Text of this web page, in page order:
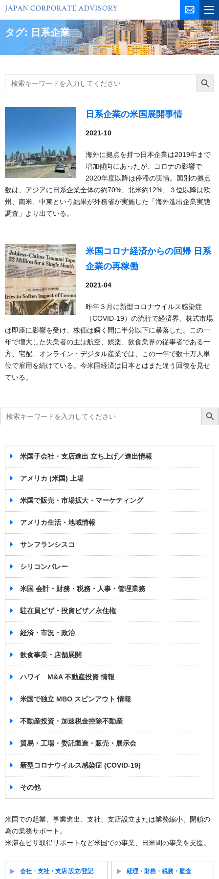
コ
ス
タグ: 日系企業
Search
for:
Search
日系企業の米国展開事情
2021-10
海外に拠点を持つ日本企業は2019年まで
増加傾向にあったが、コロナの影響で
2020年度以降は停滞の実情。国別の拠点
数は、アジアに日系企業全体の約70%、北米約12%、３位以降は欧
州、南米、中東という結果が外務省が実施した「海外進出企業実態
調査」より出ている。
米国コロナ経済からの回帰 日系
企業の再稼働
2021-04
昨年３月に新型コロナウイルス感染症
（COVID-19）の流行で経済界、株式市場
は即座に影響を受け、株価は瞬く間に半分以下に暴落した。この一
年で増大した失業者の主は航空、娯楽、飲食業界の従事者である一
方、宅配、オンライン・デジタル産業では、この一年で数十万人単
位で雇用を続けている。今米国経済は日本とはまた違う回復を見せ
ている。
Search
for:
Search
米国子会社・支店進出 立ち上げ／進出情報
アメリカ (米国) 上場
米国で販売・市場拡大・マーケティング
アメリカ生活・地域情報
サンフランシスコ
シリコンバレー
米国 会計・財務・税務・人事・管理業務
駐在員ビザ・投資ビザ／永住権
経済・市況・政治
飲食事業・店舗展開
ハワイ M&A 不動産投資 情報
米国で独立 MBO スピンアウト 情報
不動産投資・加速税金控除不動産
貿易・工場・委託製造・販売・展示会
新型コロナウイルス感染症 (COVID-19)
その他
米国での起業、事業進出、支社、支店設立または業務縮小、閉鎖の
為の業務サポート。
米滞在ビザ取得サポートなど米国での事業、日米間の事業を支援。
会社・支社・支店 設立/登記 経理・財務・税務・監査